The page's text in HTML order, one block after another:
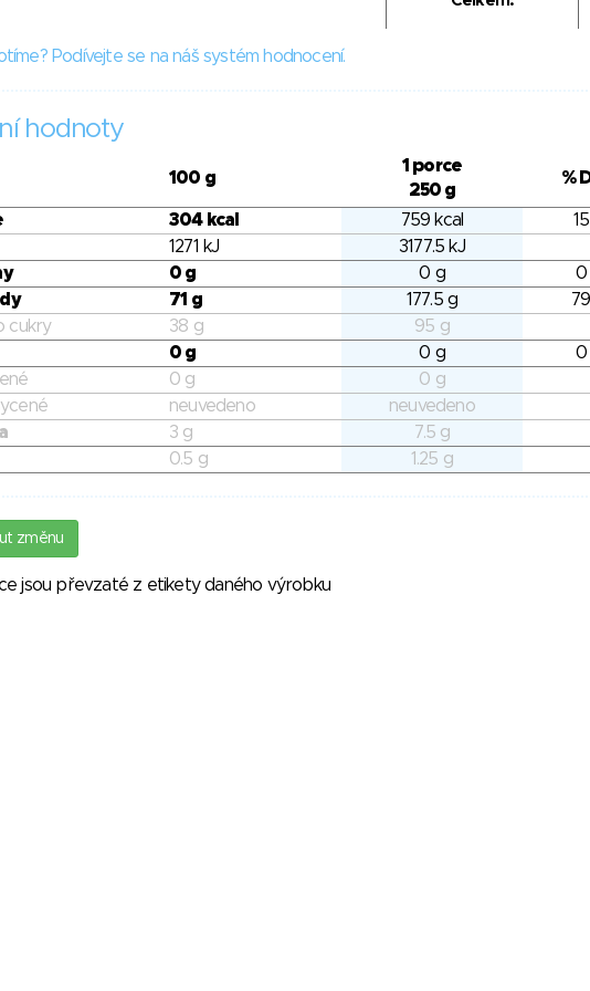
Podívejte se na náš systém hodnocení.
hodnoty
100 g
1 porce
250 g
%
304 kcal 759 kcal
1271 kJ
3177.5 kJ
0 g 0 g
0
71 g 177.5 g
cukry
38 g
95 g
0 g 0 g
0
0 g
0 g
neuvedeno
neuvedeno
3 g
7.5 g
0.5 g 1.25 g
změnu
jsou převzaté z etikety daného výrobku